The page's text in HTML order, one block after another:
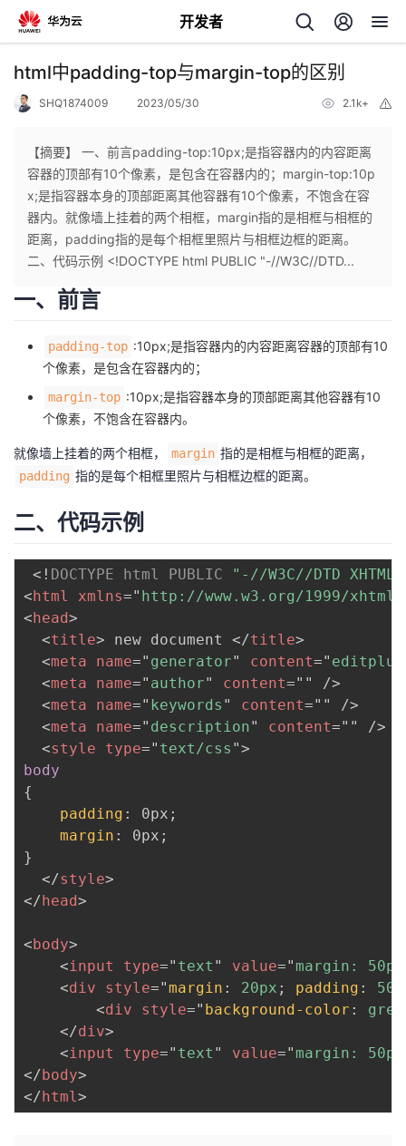
开发者
返
个
人
主
页
我
的
开
发
我
的
博
客
我
的
论
坛
我
的
圈
子
我
的
直
播
我
的
活
我
的
的
的
我
我
Programs
技
的
html中padding-top与margin-top的区别
SHQ1874009 2023/05/30 2.1k+
【摘要】 一、前言padding-top:10px;是指容器内的内容距离
容器的顶部有10个像素，是包含在容器内的；margin-top:10p
x;是指容器本身的顶部距离其他容器有10个像素，不饱含在容
器内。就像墙上挂着的两个相框，margin指的是相框与相框的
距离，padding指的是每个相框里照片与相框边框的距离。
二、代码示例 <!DOCTYPE html PUBLIC "-//W3C//DTD...
一、前言
padding-top :10px;是指容器内的内容距离容器的顶部有10
个像素，是包含在容器内的；
margin-top :10px;是指容器本身的顶部距离其他容器有10
个像素，不饱含在容器内。
就像墙上挂着的两个相框， margin 指的是相框与相框的距离，
padding 指的是每个相框里照片与相框边框的距离。
二、代码示例
<! DOCTYPE html PUBLIC
"-//W3C//DTD
< html xmlns=" http://www.w3.org/1999/xhtml
< head>
<title> new document </title>
<meta name=" generator" content=" editplus
<meta name=" author" content=" "
/>
<meta name=" keywords " content=" "
/>
<meta name=" description" content=" "
/>
<style type=" text/css ">
body
{
padding : 0px ;
margin : 0px ;
}
</style>
</ head>
< body>
<input type=" text " value=" margin:
<div style="margin : 20px ; padding :
<div style=" background-color :
</div>
<input type=" text " value=" margin:
</ body>
</ html>